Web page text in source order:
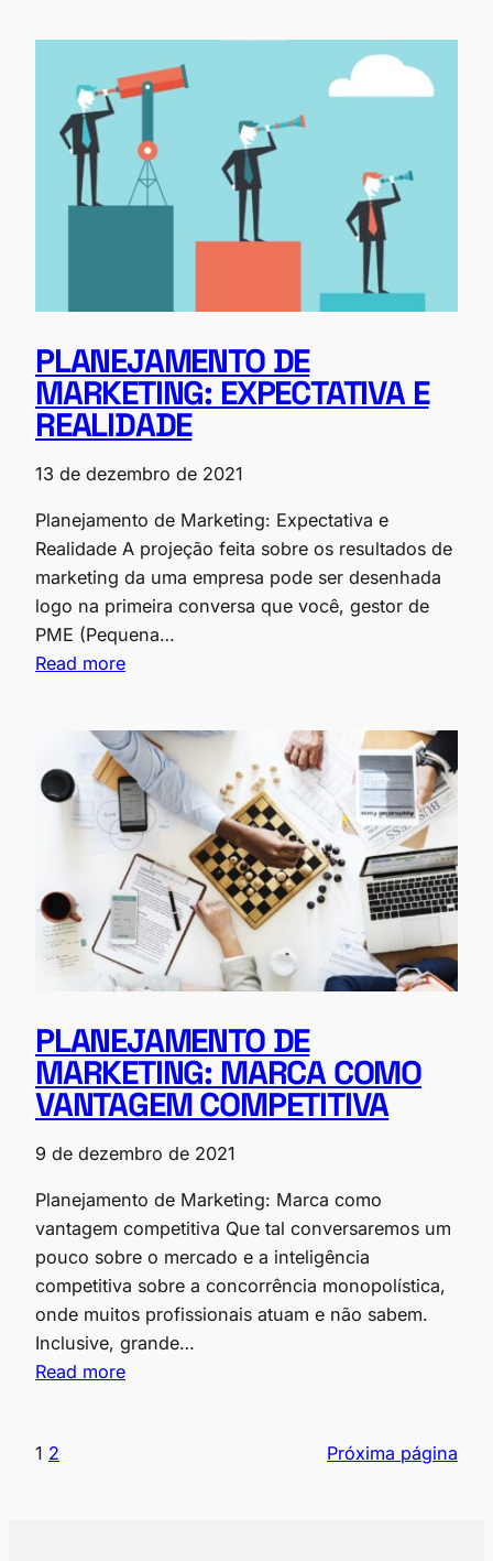
PLANEJAMENTO DE
MARKETING: EXPECTATIVA E
REALIDADE
13 de dezembro de 2021
Planejamento de Marketing: Expectativa e
Realidade A projeção feita sobre os resultados de
marketing da uma empresa pode ser desenhada
logo na primeira conversa que você, gestor de
PME (Pequena…
Read more
PLANEJAMENTO DE
MARKETING: MARCA COMO
VANTAGEM COMPETITIVA
9 de dezembro de 2021
Planejamento de Marketing: Marca como
vantagem competitiva Que tal conversaremos um
pouco sobre o mercado e a inteligência
competitiva sobre a concorrência monopolística,
onde muitos profissionais atuam e não sabem.
Inclusive, grande…
Read more
1 2 Próxima página